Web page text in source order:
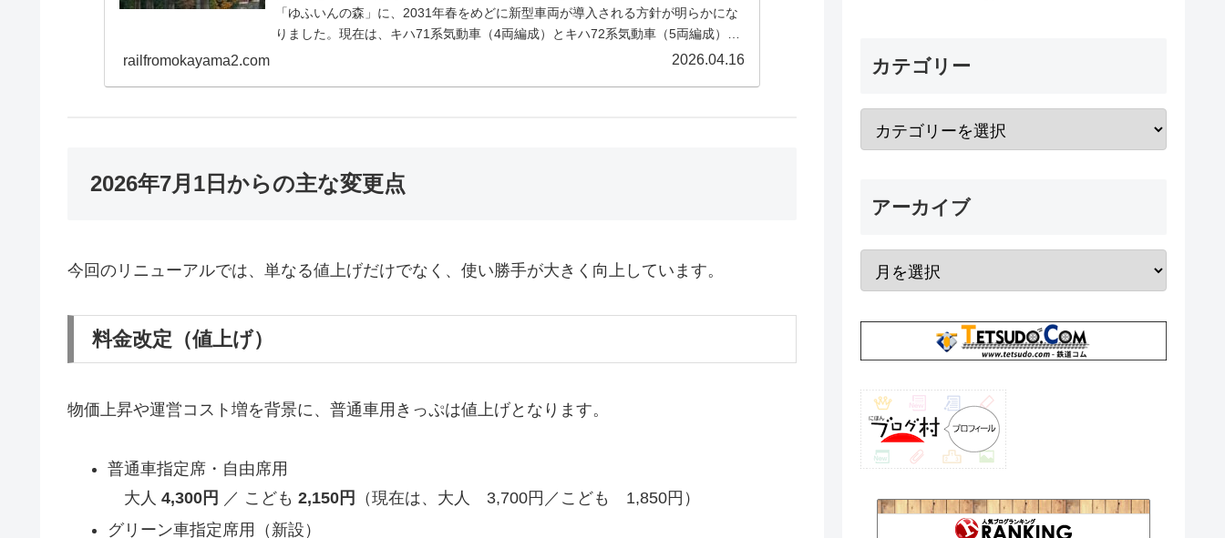
「ゆふいんの森」に、2031年春をめどに新型車両が導入される方針が明らかにな
りました。現在は、キハ71系気動車（4両編成）とキハ72系気動車（5両編成）で
railfromokayama2.com 2026.04.16
2026年7月1日からの主な変更点
今回のリニューアルでは、単なる値上げだけでなく、使い勝手が大きく向上しています。
料金改定（値上げ）
物価上昇や運営コスト増を背景に、普通車用きっぷは値上げとなります。
普通車指定席・自由席用
大人 4,300円 ／ こども 2,150円
（現在は、大人 3,700円／こども 1,850円）
グリーン車指定席用（新設）
カテゴリー
アーカイブ